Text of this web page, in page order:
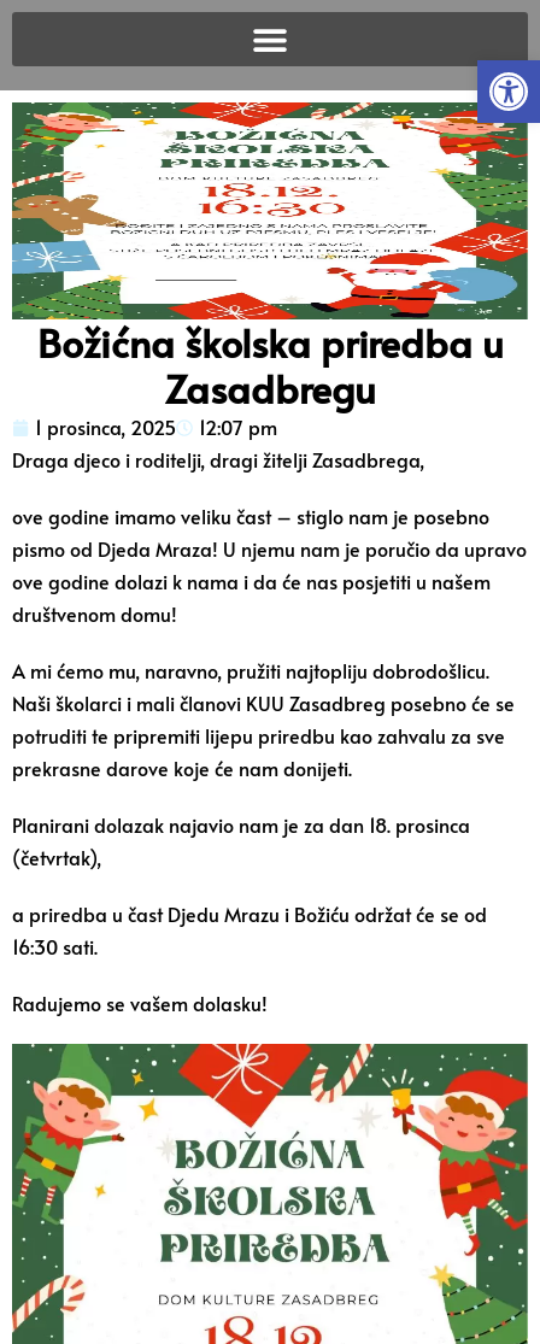
Božićna školska priredba u
Zasadbregu
1 prosinca, 2025
12:07 pm
Draga djeco i roditelji, dragi žitelji Zasadbrega,
ove godine imamo veliku čast – stiglo nam je posebno
pismo od Djeda Mraza! U njemu nam je poručio da upravo
ove godine dolazi k nama i da će nas posjetiti u našem
društvenom domu!
A mi ćemo mu, naravno, pružiti najtopliju dobrodošlicu.
Naši školarci i mali članovi KUU Zasadbreg posebno će se
potruditi te pripremiti lijepu priredbu kao zahvalu za sve
prekrasne darove koje će nam donijeti.
Planirani dolazak najavio nam je za dan 18. prosinca
(četvrtak),
a priredba u čast Djedu Mrazu i Božiću održat će se od
16:30 sati.
Radujemo se vašem dolasku!